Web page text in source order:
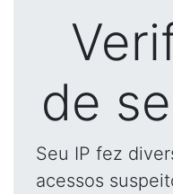
de
Seu IP fez
acessos